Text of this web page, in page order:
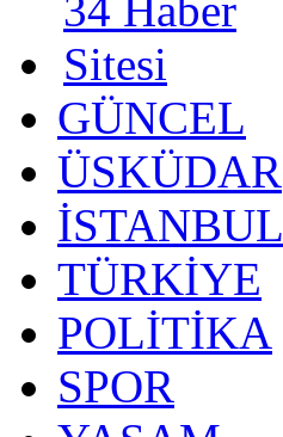
GÜNCEL
ÜSKÜDAR
İSTANBUL
TÜRKİYE
POLİTİKA
SPOR